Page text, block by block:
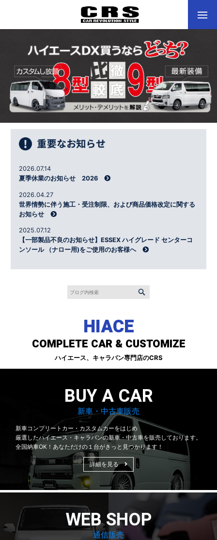
2026.07.14
夏季休業のお知らせ 2026
2026.04.27
世界情勢に伴う施工・受注制限、および商品価格改定に関する
お知らせ
2025.07.12
【一部製品不良のお知らせ】ESSEX ハイグレード センターコ
ンソール （ナロー用)をご使用のお客様へ
HIACE
COMPLETE CAR & CUSTOMIZE
ハイエース、キャラバン専門店のCRS
BUY A CAR
新車・中古車販売
新車コンプリートカー・カスタムカーをはじめ
厳選したハイエース・キャラバンの新車・中古車を販売しております。
全国納車OK！あなただけの１台がきっと見つかります！
詳細を見る
WEB SHOP
通信販売